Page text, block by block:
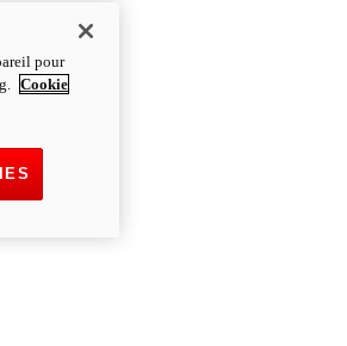
pour
Cookie